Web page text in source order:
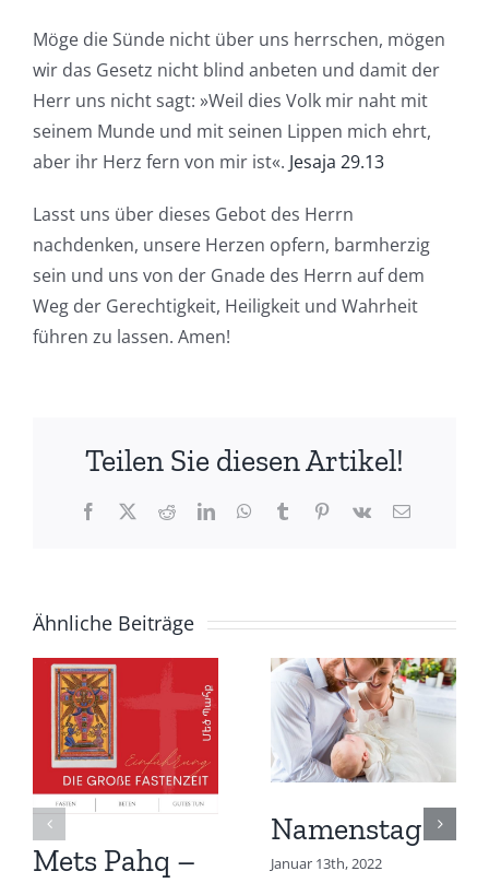
Möge die Sünde nicht über uns herrschen, mögen
wir das Gesetz nicht blind anbeten und damit der
Herr uns nicht sagt: »Weil dies Volk mir naht mit
seinem Munde und mit seinen Lippen mich ehrt,
aber ihr Herz fern von mir ist«. Jesaja 29.13
Lasst uns über dieses Gebot des Herrn
nachdenken, unsere Herzen opfern, barmherzig
sein und uns von der Gnade des Herrn auf dem
Weg der Gerechtigkeit, Heiligkeit und Wahrheit
führen zu lassen. Amen!
Teilen Sie diesen Artikel!
Facebook
X RedditLinkedInWhatsApp
TumblrPinterest
Vk
E-
Ähnliche Beiträge
Mets Pahq –
Namenstag
Januar 13th, 2022